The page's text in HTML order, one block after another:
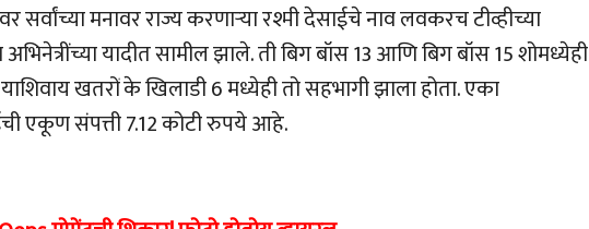
सर्वांच्या मनावर राज्य करणाऱ्या रश्मी देसाईचे नाव लवकरच टीव्हीच्या
यादीत सामील झाले. ती बिग बॉस 13 आणि बिग बॉस 15 शोमध्येही
खतरों के खिलाडी 6 मध्येही तो सहभागी झाला होता. एका
एकूण संपत्ती 7.12 कोटी रुपये आहे.